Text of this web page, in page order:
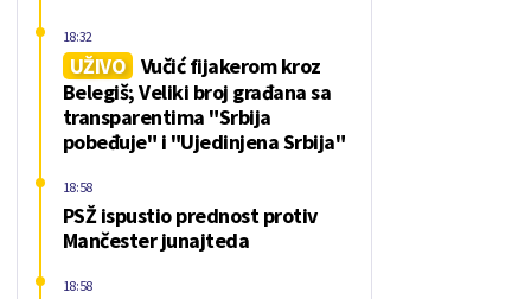
UŽIVO Vučić fijakerom kroz
Belegiš; Veliki broj građana sa
transparentima "Srbija
pobeđuje" i "Ujedinjena Srbija"
18:32
PSŽ ispustio prednost protiv
Mančester junajteda
18:58
18:58